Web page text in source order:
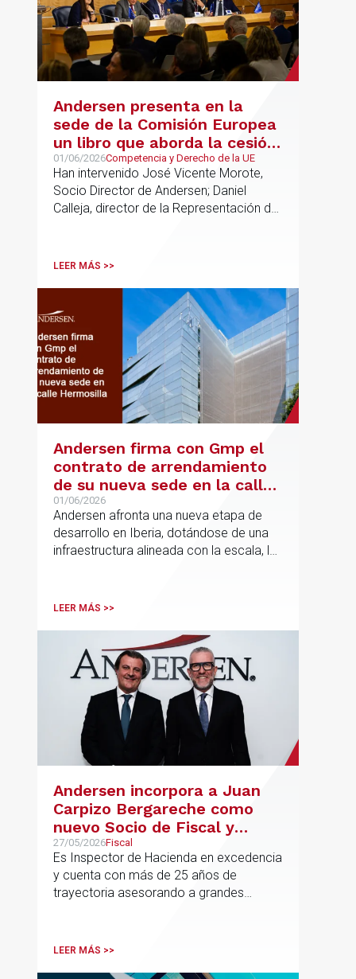
Andersen presenta en la
sede de la Comisión Europea
un libro que aborda la cesión
de soberanía y la primacía
del Derecho de la UE en las
constituciones europeas
01/06/2026Competencia y Derecho de la UE
Han intervenido José Vicente Morote,
Socio Director de Andersen; Daniel
Calleja, director de la Representación de
jurídico y académico
LEER MÁS >>
Andersen firma con Gmp el
contrato de arrendamiento
de su nueva sede en la calle
Hermosilla
01/06/2026
Andersen afronta una nueva etapa de
desarrollo en Iberia, dotándose de una
infraestructura alineada con la escala, la
LEER MÁS >>
Andersen incorpora a Juan
Carpizo Bergareche como
nuevo Socio de Fiscal y
responsable de la práctica
ibérica de Fiscalidad Local
27/05/2026Fiscal
Es Inspector de Hacienda en excedencia
y cuenta con más de 25 años de
trayectoria asesorando a grandes
principalmente en los sectores
LEER MÁS >>